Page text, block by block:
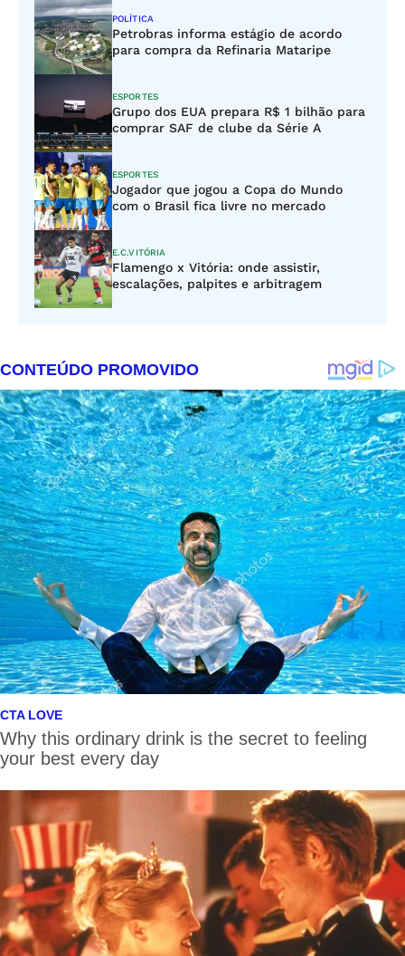
POLÍTICA
Petrobras informa estágio de acordo
para compra da Refinaria Mataripe
ESPORTES
Grupo dos EUA prepara R$ 1 bilhão para
comprar SAF de clube da Série A
ESPORTES
Jogador que jogou a Copa do Mundo
com o Brasil fica livre no mercado
E.C.VITÓRIA
Flamengo x Vitória: onde assistir,
escalações, palpites e arbitragem